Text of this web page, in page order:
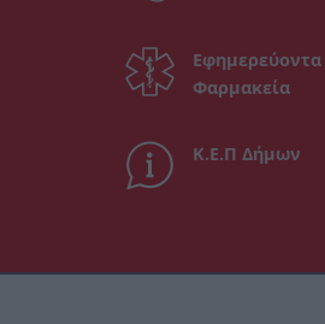
Εφημερεύοντα
Φαρμακεία
Κ.Ε.Π Δήμων